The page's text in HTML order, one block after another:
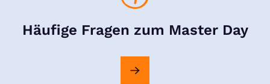
Häufige Fragen zum Master Day